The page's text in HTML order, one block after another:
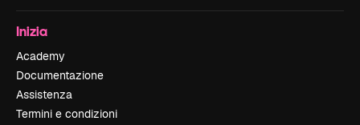
Inizia
Academy
Documentazione
Assistenza
Termini e condizioni